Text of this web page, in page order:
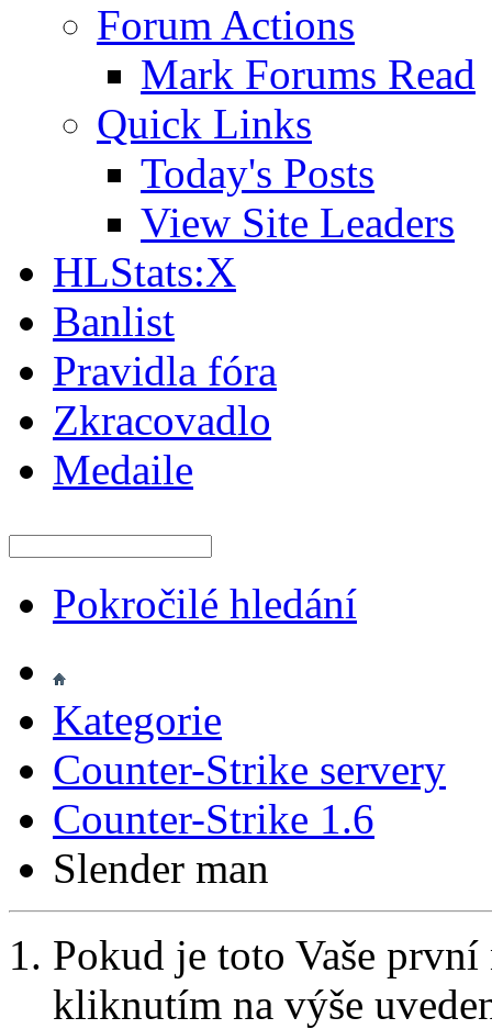
Forum Actions
Mark Forums Read
Quick Links
Today's Posts
View Site Leaders
HLStats:X
Banlist
Pravidla fóra
Zkracovadlo
Medaile
Pokročilé hledání
Kategorie
Counter-Strike servery
Counter-Strike 1.6
Slender man
Pokud je toto Vaše
kliknutím na výše